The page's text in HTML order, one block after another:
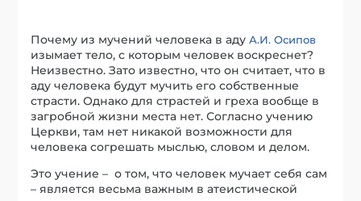
Почему из мучений человека в адуА.И. Осипов
изымает тело, с которым человек воскреснет?
Неизвестно. Зато известно, что он считает, что в
аду человека будут мучить его собственные
страсти. Однако для страстей и греха вообще в
загробной жизни места нет. Согласно учению
Церкви, там нет никакой возможности для
человека согрешать мыслью, словом и делом.
Это учение – о том, что человек мучает себя сам
– является весьма важным в атеистической